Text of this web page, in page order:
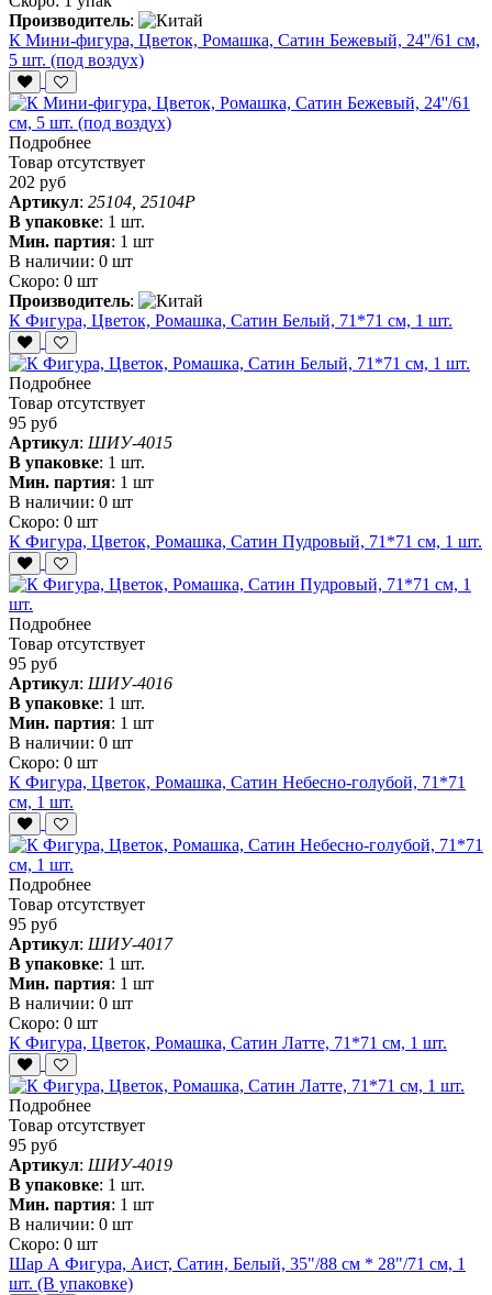
Производитель:
К Мини-фигура, Цветок, Ромашка, Сатин Бежевый, 24''/61 см,
5 шт. (под воздух)
Подробнее
Товар отсутствует
202 руб
Артикул: 25104, 25104P
В упаковке: 1 шт.
Мин. партия: 1 шт
В наличии: 0 шт
Скоро: 0 шт
Производитель:
К Фигура, Цветок, Ромашка, Сатин Белый, 71*71 см, 1 шт.
Подробнее
Товар отсутствует
95 руб
Артикул: ШИУ-4015
В упаковке: 1 шт.
Мин. партия: 1 шт
В наличии: 0 шт
Скоро: 0 шт
К Фигура, Цветок, Ромашка, Сатин Пудровый, 71*71 см, 1 шт.
Подробнее
Товар отсутствует
95 руб
Артикул: ШИУ-4016
В упаковке: 1 шт.
Мин. партия: 1 шт
В наличии: 0 шт
Скоро: 0 шт
К Фигура, Цветок, Ромашка, Сатин Небесно-голубой, 71*71
см, 1 шт.
Подробнее
Товар отсутствует
95 руб
Артикул: ШИУ-4017
В упаковке: 1 шт.
Мин. партия: 1 шт
В наличии: 0 шт
Скоро: 0 шт
К Фигура, Цветок, Ромашка, Сатин Латте, 71*71 см, 1 шт.
Подробнее
Товар отсутствует
95 руб
Артикул: ШИУ-4019
В упаковке: 1 шт.
Мин. партия: 1 шт
В наличии: 0 шт
Скоро: 0 шт
Шар А Фигура, Аист, Сатин, Белый, 35"/88 см * 28"/71 см, 1
шт. (В упаковке)